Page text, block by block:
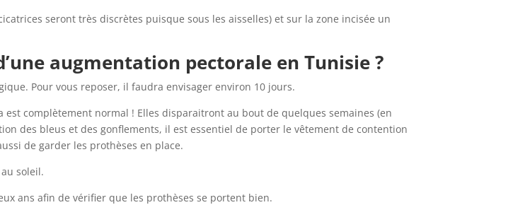
seront très discrètes puisque sous les aisselles) et sur la zone incisée un
augmentation pectorale en Tunisie ?
Pour vous reposer, il faudra envisager environ 10 jours.
complètement normal ! Elles disparaitront au bout de quelques semaines (en
des bleus et des gonflements, il est essentiel de porter le vêtement de contention
de garder les prothèses en place.
soleil.
ans afin de vérifier que les prothèses se portent bien.